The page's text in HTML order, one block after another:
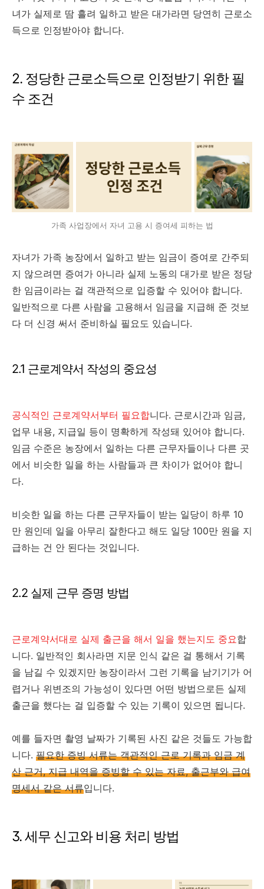
녀가 실제로 땀 흘려 일하고 받은 대가라면 당연히 근로소
득으로 인정받아야 합니다.
2. 정당한 근로소득으로 인정받기 위한 필
수 조건
가족 사업장에서 자녀 고용 시 증여세 피하는 법
자녀가 가족 농장에서 일하고 받는 임금이 증여로 간주되
지 않으려면 증여가 아니라 실제 노동의 대가로 받은 정당
한 임금이라는 걸 객관적으로 입증할 수 있어야 합니다.
일반적으로 다른 사람을 고용해서 임금을 지급해 준 것보
다 더 신경 써서 준비하실 필요도 있습니다.
2.1 근로계약서 작성의 중요성
공식적인 근로계약서부터 필요합니다. 근로시간과 임금,
업무 내용, 지급일 등이 명확하게 작성돼 있어야 합니다.
임금 수준은 농장에서 일하는 다른 근무자들이나 다른 곳
에서 비슷한 일을 하는 사람들과 큰 차이가 없어야 합니
다.
비슷한 일을 하는 다른 근무자들이 받는 일당이 하루 10
만 원인데 일을 아무리 잘한다고 해도 일당 100만 원을 지
급하는 건 안 된다는 것입니다.
2.2 실제 근무 증명 방법
근로계약서대로 실제 출근을 해서 일을 했는지도 중요합
니다. 일반적인 회사라면 지문 인식 같은 걸 통해서 기록
을 남길 수 있겠지만 농장이라서 그런 기록을 남기기가 어
렵거나 위변조의 가능성이 있다면 어떤 방법으로든 실제
출근을 했다는 걸 입증할 수 있는 기록이 있으면 됩니다.
예를 들자면 촬영 날짜가 기록된 사진 같은 것들도 가능합
니다. 필요한 증빙 서류는 객관적인 근로 기록과 임금 계
산 근거, 지급 내역을 증빙할 수 있는 자료, 출근부와 급여
명세서 같은 서류입니다.
3. 세무 신고와 비용 처리 방법